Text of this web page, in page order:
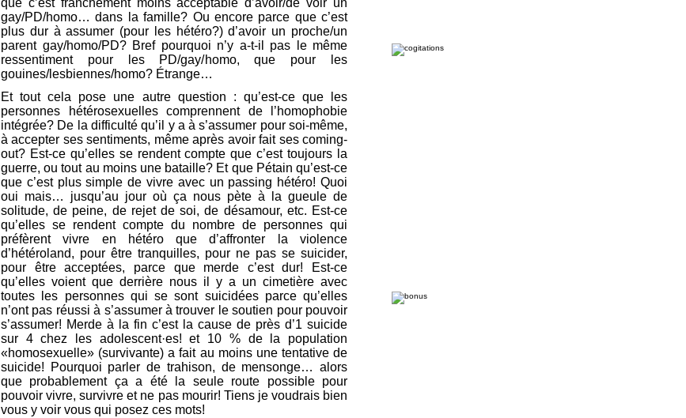
que c’est franchement moins acceptable d’avoir/de voir un
gay/PD/homo… dans la famille? Ou encore parce que c’est
plus dur à assumer (pour les hétéro?) d’avoir un proche/un
parent gay/homo/PD? Bref pourquoi n’y a-t-il pas le même
ressentiment pour les PD/gay/homo, que pour les
gouines/lesbiennes/homo? Étrange…
Et tout cela pose une autre question : qu’est-ce que les
personnes hétérosexuelles comprennent de l’homophobie
intégrée? De la difficulté qu’il y a à s’assumer pour soi-même,
à accepter ses sentiments, même après avoir fait ses coming-
out? Est-ce qu’elles se rendent compte que c’est toujours la
guerre, ou tout au moins une bataille? Et que Pétain qu’est-ce
que c’est plus simple de vivre avec un passing hétéro! Quoi
oui mais… jusqu’au jour où ça nous pète à la gueule de
solitude, de peine, de rejet de soi, de désamour, etc. Est-ce
qu’elles se rendent compte du nombre de personnes qui
préfèrent vivre en hétéro que d’affronter la violence
d’hétéroland, pour être tranquilles, pour ne pas se suicider,
pour être acceptées, parce que merde c’est dur! Est-ce
qu’elles voient que derrière nous il y a un cimetière avec
toutes les personnes qui se sont suicidées parce qu’elles
n’ont pas réussi à s’assumer à trouver le soutien pour pouvoir
s’assumer! Merde à la fin c’est la cause de près d’1 suicide
sur 4 chez les adolescent·es! et 10 % de la population
«homosexuelle» (survivante) a fait au moins une tentative de
suicide! Pourquoi parler de trahison, de mensonge… alors
que probablement ça a été la seule route possible pour
pouvoir vivre, survivre et ne pas mourir! Tiens je voudrais bien
vous y voir vous qui posez ces mots!